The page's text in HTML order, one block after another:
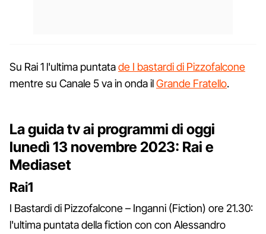
Su Rai 1 l'ultima puntatade I bastardi di Pizzofalcone
mentre su Canale 5 va in onda ilGrande Fratello.
La guida tv ai programmi di oggi
lunedì 13 novembre 2023: Rai e
Mediaset
Rai1
I Bastardi di Pizzofalcone – Inganni (Fiction) ore 21.30:
l'ultima puntata della fiction con con Alessandro